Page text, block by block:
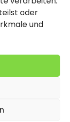
oder
und